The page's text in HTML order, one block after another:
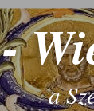
a